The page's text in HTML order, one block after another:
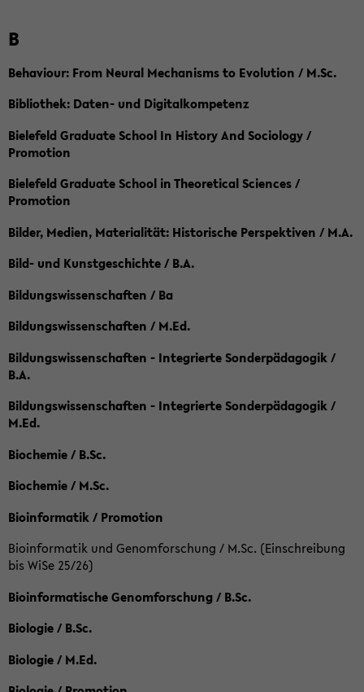
B
Behaviour: From Neural Mechanisms to Evolution / M.Sc.
Bibliothek: Daten- und Digitalkompetenz
Bielefeld Graduate School In History And Sociology /
Promotion
Bielefeld Graduate School in Theoretical Sciences /
Promotion
Bilder, Medien, Materialität: Historische Perspektiven / M.A.
Bild- und Kunstgeschichte / B.A.
Bildungswissenschaften / Ba
Bildungswissenschaften / M.Ed.
Bildungswissenschaften - Integrierte Sonderpädagogik /
B.A.
Bildungswissenschaften - Integrierte Sonderpädagogik /
M.Ed.
Biochemie / B.Sc.
Biochemie / M.Sc.
Bioinformatik / Promotion
Bioinformatik und Genomforschung / M.Sc. (Einschreibung
bis WiSe 25/26)
Bioinformatische Genomforschung / B.Sc.
Biologie / B.Sc.
Biologie / M.Ed.